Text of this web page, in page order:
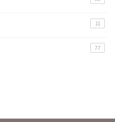
11
77